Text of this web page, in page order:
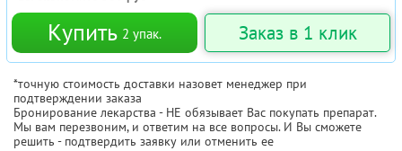
Купить 2 упак. Заказ в 1 клик
*точную стоимость доставки назовет менеджер при
подтверждении заказа
Бронирование лекарства - НЕ обязывает Вас покупать препарат.
Мы вам перезвоним, и ответим на все вопросы. И Вы сможете
решить - подтвердить заявку или отменить ее